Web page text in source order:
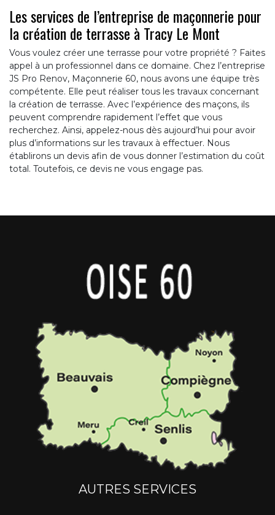
Les services de l’entreprise de maçonnerie pour
la création de terrasse à Tracy Le Mont
Vous voulez créer une terrasse pour votre propriété ? Faites
appel à un professionnel dans ce domaine. Chez l’entreprise
JS Pro Renov, Maçonnerie 60, nous avons une équipe très
compétente. Elle peut réaliser tous les travaux concernant
la création de terrasse. Avec l’expérience des maçons, ils
peuvent comprendre rapidement l’effet que vous
recherchez. Ainsi, appelez-nous dès aujourd’hui pour avoir
plus d’informations sur les travaux à effectuer. Nous
établirons un devis afin de vous donner l’estimation du coût
total. Toutefois, ce devis ne vous engage pas.
AUTRES SERVICES